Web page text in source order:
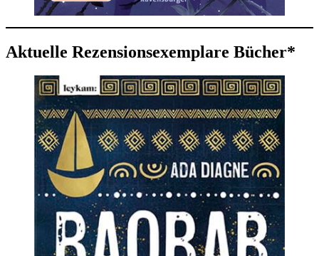
Aktuelle Rezensionsexemplare Bücher*